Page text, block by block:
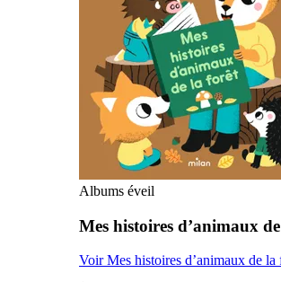
Albums éveil
Mes histoires d’animaux
Voir Mes histoires d’animaux de la